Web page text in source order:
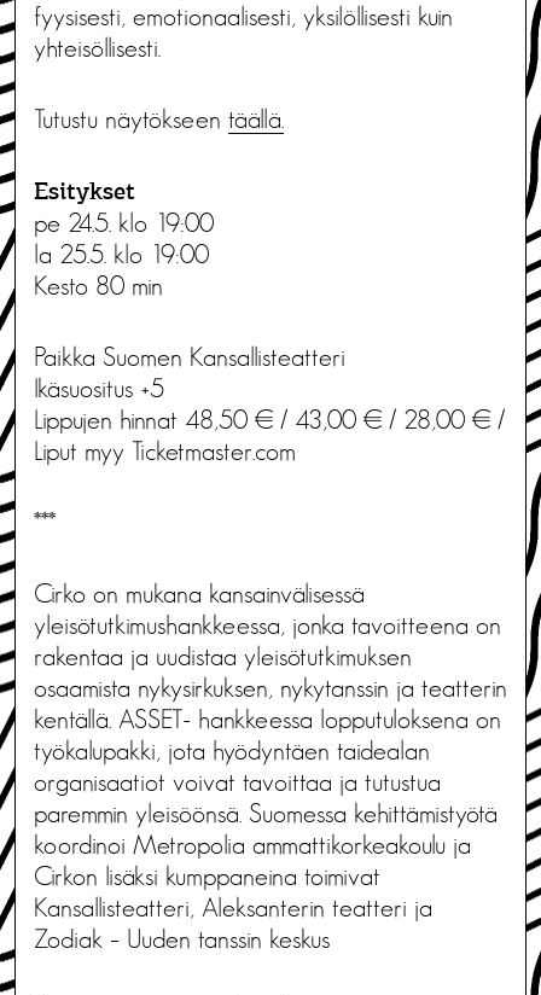
fyysisesti, emotionaalisesti, yksilöllisesti kuin
yhteisöllisesti.
Tutustu näytökseen täällä.
Esitykset
pe 24.5. klo 19:00
la 25.5. klo 19:00
Kesto 80 min
Paikka Suomen Kansallisteatteri
Ikäsuositus +5
Lippujen hinnat 48,50 € / 43,00 € / 28,00 € /
Liput myy Ticketmaster.com
***
Cirko on mukana kansainvälisessä
yleisötutkimushankkeessa, jonka tavoitteena on
rakentaa ja uudistaa yleisötutkimuksen
osaamista nykysirkuksen, nykytanssin ja teatterin
kentällä. ASSET- hankkeessa lopputuloksena on
työkalupakki, jota hyödyntäen taidealan
organisaatiot voivat tavoittaa ja tutustua
paremmin yleisöönsä. Suomessa kehittämistyötä
koordinoi Metropolia ammattikorkeakoulu ja
Cirkon lisäksi kumppaneina toimivat
Kansallisteatteri, Aleksanterin teatteri ja
Zodiak – Uuden tanssin keskus